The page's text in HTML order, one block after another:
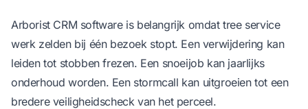
Arborist CRM software is belangrijk omdat tree service
werk zelden bij één bezoek stopt. Een verwijdering kan
leiden tot stobben frezen. Een snoeijob kan jaarlijks
onderhoud worden. Een stormcall kan uitgroeien tot een
bredere veiligheidscheck van het perceel.